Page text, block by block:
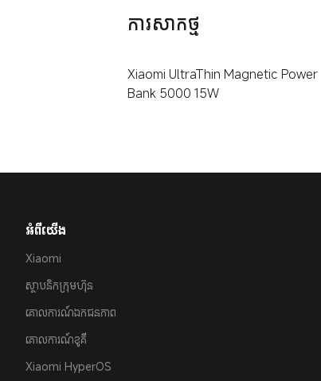
ការសាកថ្ម
Xiaomi UltraThin Magnetic Power
Bank 5000 15W
អំពីយើ​ង
Xiaomi
ស្ថាបនិកក្រុមហ៊ុន
គោលការណ៍ឯកជនភាព
គោលការណ៍​ខូគី
Xiaomi HyperOS